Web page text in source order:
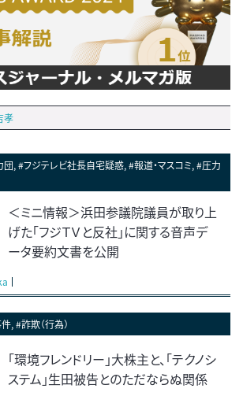
孝
団, #フジテレビ社長自宅疑惑, #報道・マスコミ, #圧力
＜ミニ情報＞浜田参議院議員が取り上
げた「フジＴＶと反社」に関する音声デ
ータ要約文書を公開
, #詐欺（行為）
「環境フレンドリー」大株主と、「テクノシ
ステム」生田被告とのただならぬ関係